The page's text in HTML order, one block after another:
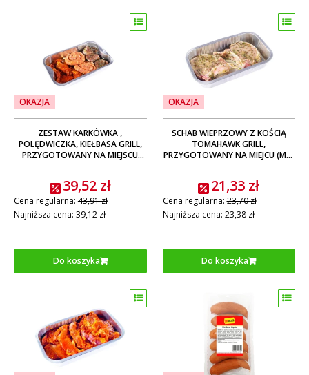
OKAZJA
ZESTAW KARKÓWKA ,
POLĘDWICZKA, KIEŁBASA GRILL,
PRZYGOTOWANY NA MIEJSCU
39,52 zł
Cena regularna: 43,91 zł
Najniższa cena: 39,12 zł
Do koszyka
OKAZJA
SCHAB WIEPRZOWY Z KOŚCIĄ
TOMAHAWK GRILL,
PRZYGOTOWANY NA MIEJCU (MP)
21,33 zł
Cena regularna: 23,70 zł
Najniższa cena: 23,38 zł
Do koszyka